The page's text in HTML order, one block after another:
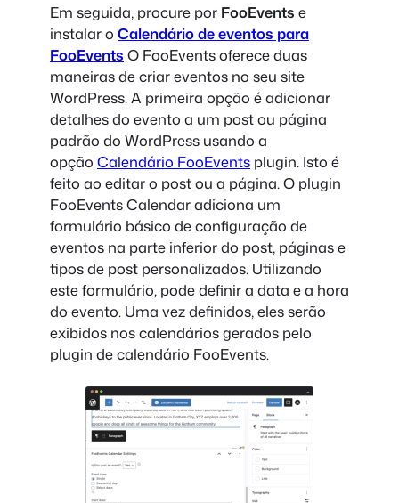
Em seguida, procure por FooEvents e
instalar o Calendário de eventos para
FooEvents O FooEvents oferece duas
maneiras de criar eventos no seu site
WordPress. A primeira opção é adicionar
detalhes do evento a um post ou página
padrão do WordPress usando a
opção Calendário FooEvents plugin. Isto é
feito ao editar o post ou a página. O plugin
FooEvents Calendar adiciona um
formulário básico de configuração de
eventos na parte inferior do post, páginas e
tipos de post personalizados. Utilizando
este formulário, pode definir a data e a hora
do evento. Uma vez definidos, eles serão
exibidos nos calendários gerados pelo
plugin de calendário FooEvents.